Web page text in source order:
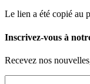
Le lien a été copié au
Inscrivez-vous à
Recevez nos